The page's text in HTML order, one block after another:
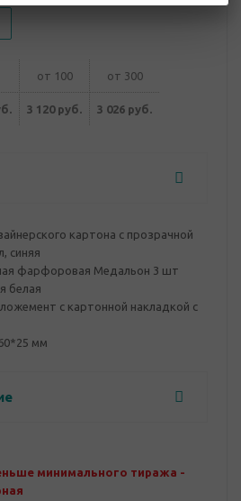
от 100 от 300
3 120 руб. 3 026 руб.
картона с прозрачной
синяя
фарфоровая Медальон 3 шт
белая
с картонной накладкой с
мм
минимального тиража -